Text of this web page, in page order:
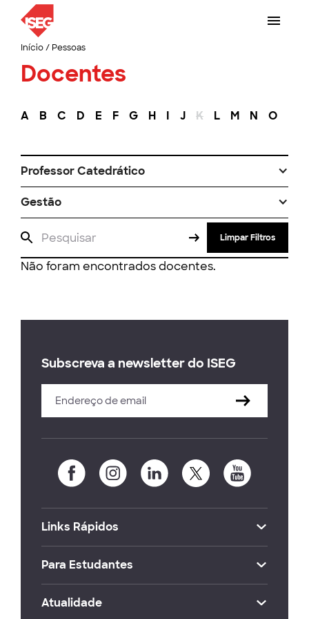
Início/ Pessoas
Docentes
A B C D E F G H I J K L M N O
Professor Catedrático
Gestão
Limpar Filtros
Não foram encontrados docentes.
Subscreva a newsletter do ISEG
Links Rápidos
Para Estudantes
Atualidade